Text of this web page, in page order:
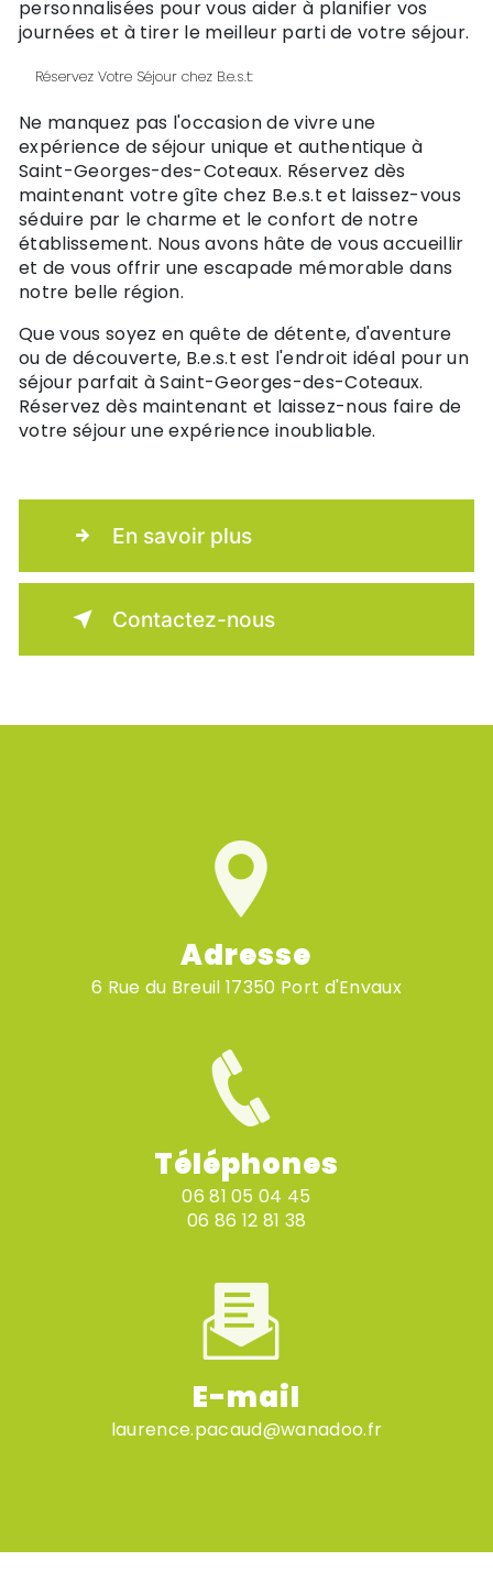
personnalisées pour vous aider à planifier vos
journées et à tirer le meilleur parti de votre séjour.
Réservez Votre Séjour chez B.e.s.t:
Ne manquez pas l'occasion de vivre une
expérience de séjour unique et authentique à
Saint-Georges-des-Coteaux. Réservez dès
maintenant votre gîte chez B.e.s.t et laissez-vous
séduire par le charme et le confort de notre
établissement. Nous avons hâte de vous accueillir
et de vous offrir une escapade mémorable dans
notre belle région.
Que vous soyez en quête de détente, d'aventure
ou de découverte, B.e.s.t est l'endroit idéal pour un
séjour parfait à Saint-Georges-des-Coteaux.
Réservez dès maintenant et laissez-nous faire de
votre séjour une expérience inoubliable.
En savoir plus
Contactez-nous
Adresse
6 Rue du Breuil 17350 Port d'Envaux
Téléphones
06 81 05 04 45
06 86 12 81 38
E-mail
laurence.pacaud@wanadoo.fr